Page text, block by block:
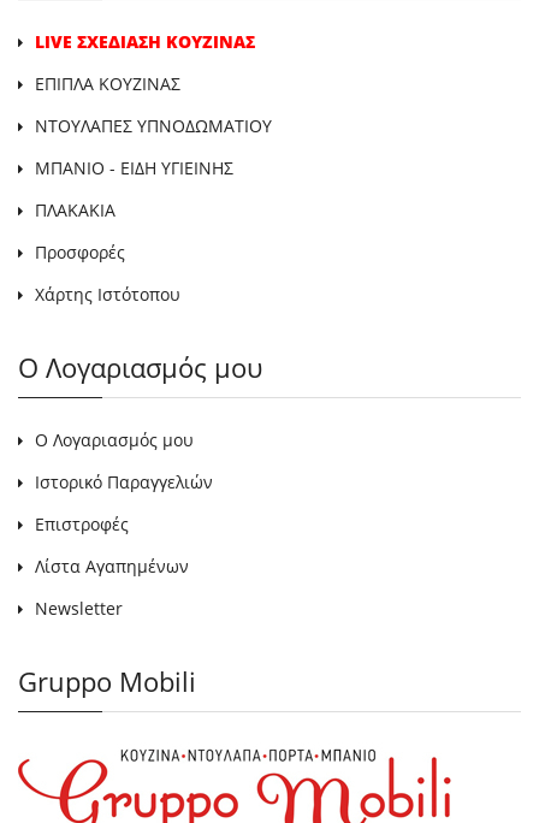
LIVE ΣΧΕΔΙΑΣΗ ΚΟΥΖΙΝΑΣ
ΕΠΙΠΛΑ ΚΟΥΖΙΝΑΣ
ΝΤΟΥΛΑΠΕΣ ΥΠΝΟΔΩΜΑΤΙΟΥ
ΜΠΑΝΙΟ - ΕΙΔΗ ΥΓΙΕΙΝΗΣ
ΠΛΑΚΑΚΙΑ
Προσφορές
Χάρτης Ιστότοπου
Ο Λογαριασμός μου
Ο Λογαριασμός μου
Ιστορικό Παραγγελιών
Επιστροφές
Λίστα Αγαπημένων
Newsletter
Gruppo Mobili